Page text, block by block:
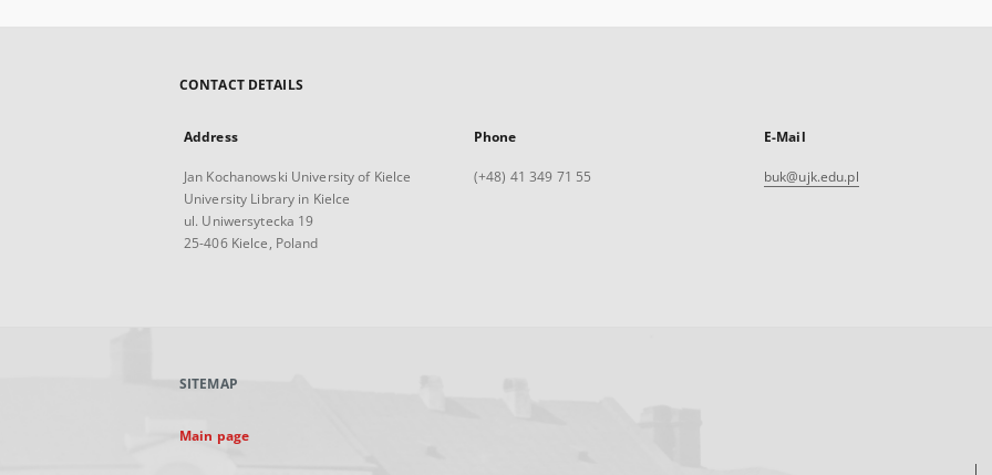
CONTACT DETAILS
Address
Jan Kochanowski University of Kielce
University Library in Kielce
ul. Uniwersytecka 19
25-406 Kielce, Poland
Phone
(+48) 41 349 71 55
E-Mail
buk@ujk.edu.pl
SITEMAP
Main page